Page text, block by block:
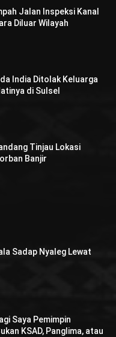
Jalan Inspeksi Kanal
Diluar Wilayah
India Ditolak Keluarga
di Sulsel
Tinjau Lokasi
Banjir
Sadap Nyaleg Lewat
Saya Pemimpin
KSAD, Panglima, atau